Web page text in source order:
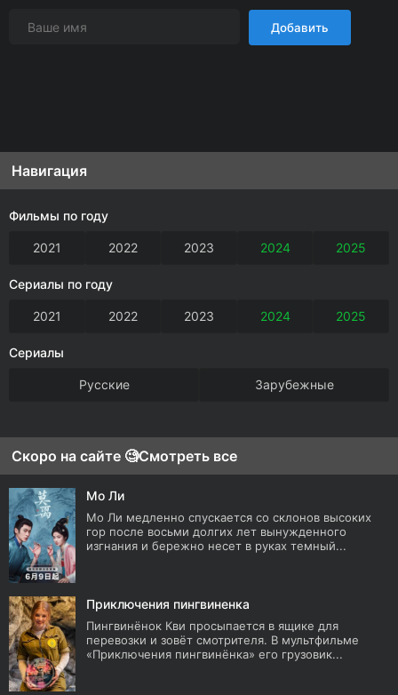
Добавить
Навигация
Фильмы по году
2021 2022 2023 2024 2025
Сериалы по году
2021 2022 2023 2024 2025
Сериалы
Русские Зарубежные
Скоро на сайте 🧐Смотреть все
Мо Ли
Мо Ли медленно спускается со склонов высоких
гор после восьми долгих лет вынужденного
изгнания и бережно несет в руках темный...
Приключения пингвиненка
Пингвинёнок Кви просыпается в ящике для
перевозки и зовёт смотрителя. В мультфильме
«Приключения пингвинёнка» его грузовик...